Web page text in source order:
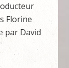
Florine
par David